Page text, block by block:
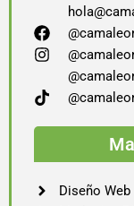
Diseño Web